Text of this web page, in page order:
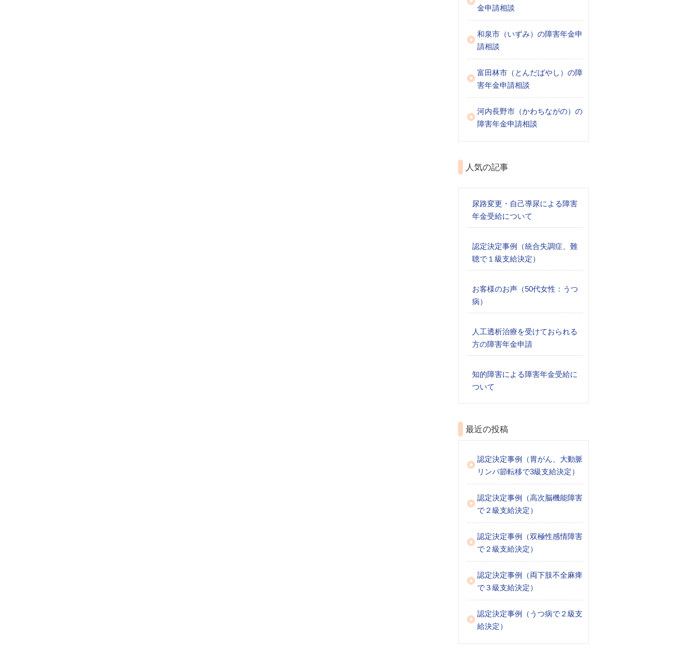
金申請相談
和泉市（いずみ）の障害年金申
請相談
富田林市（とんだばやし）の障
害年金申請相談
河内長野市（かわちながの）の
障害年金申請相談
人気の記事
尿路変更・自己導尿による障害
年金受給について
認定決定事例（統合失調症、難
聴で１級支給決定）
お客様のお声（50代女性：うつ
病）
人工透析治療を受けておられる
方の障害年金申請
知的障害による障害年金受給に
ついて
最近の投稿
認定決定事例（胃がん、大動脈
リンパ節転移で3級支給決定）
認定決定事例（高次脳機能障害
で２級支給決定）
認定決定事例（双極性感情障害
で２級支給決定）
認定決定事例（両下肢不全麻痺
で３級支給決定）
認定決定事例（うつ病で２級支
給決定）